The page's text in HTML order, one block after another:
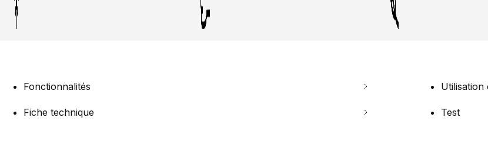
Fonctionnalités Utilisation
Fiche technique Test